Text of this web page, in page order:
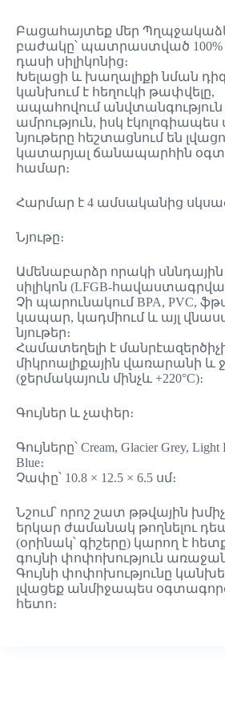
Բացահայտեք մեր
բաժակը՝ պատրաստված 100%
դասի սիլիկոնից։
Խելացի և խաղալիքի նման
կանխում է հեղուկի թափվելը,
ապահովում
ամրություն, իսկ էկոլոգիապես
նյութերը հեշտացնում են
կատարյալ ճանապարհին
համար։
Հարմար է 4 ամսականից
Նյութը։
Ամենաբարձր որակի
սիլիկոն (LFGB-
Չի պարունակում BPA, PVC,
կապար, կադմիում և այլ
նյութեր։
Համատեղելի է
միկրոալիքային վառարանի և
(ջերմակայուն մինչև +220°C)։
Գույներ և չափեր։
Գույները՝ Cream, Glacier Grey, Light
Blue։
Չափը՝ 10.8 × 12.5 × 6.5 սմ։
Նշում՝ որոշ շատ թթվային
երկար ժամանակ թողնելու
(օրինակ՝ գիշերը) կարող է
գույնի փոփոխություն
Գույնի փոփոխությունը
լվացեք անմիջապես
հետո։